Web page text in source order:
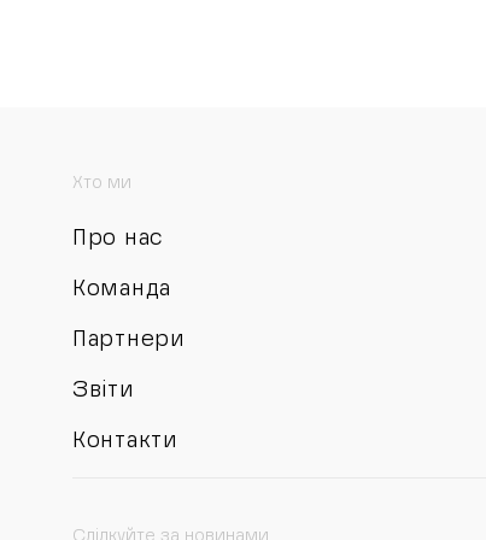
Хто ми
Про нас
Команда
Партнери
Звіти
Контакти
Слідкуйте за новинами